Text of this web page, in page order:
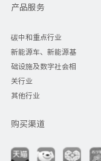
产品服务
碳中和重点行业
新能源车、新能源基
础设施及数字社会相
关行业
其他行业
购买渠道